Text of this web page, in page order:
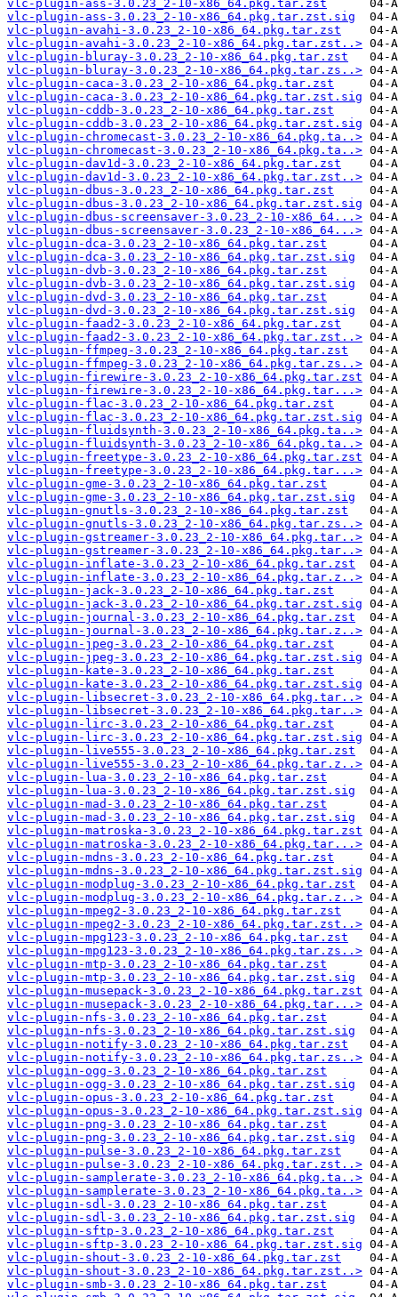
vlc-plugin-ass-3.0.23_2-10-x86_64.pkg.tar.zst
vlc-plugin-ass-3.0.23_2-10-x86_64.pkg.tar.zst.sig
vlc-plugin-avahi-3.0.23_2-10-x86_64.pkg.tar.zst
vlc-plugin-avahi-3.0.23_2-10-x86_64.pkg.tar.zst..>
vlc-plugin-bluray-3.0.23_2-10-x86_64.pkg.tar.zst
vlc-plugin-bluray-3.0.23_2-10-x86_64.pkg.tar.zs..>
vlc-plugin-caca-3.0.23_2-10-x86_64.pkg.tar.zst
vlc-plugin-caca-3.0.23_2-10-x86_64.pkg.tar.zst.sig
vlc-plugin-cddb-3.0.23_2-10-x86_64.pkg.tar.zst
vlc-plugin-cddb-3.0.23_2-10-x86_64.pkg.tar.zst.sig
vlc-plugin-chromecast-3.0.23_2-10-x86_64.pkg.ta..>
vlc-plugin-chromecast-3.0.23_2-10-x86_64.pkg.ta..>
vlc-plugin-dav1d-3.0.23_2-10-x86_64.pkg.tar.zst
vlc-plugin-dav1d-3.0.23_2-10-x86_64.pkg.tar.zst..>
vlc-plugin-dbus-3.0.23_2-10-x86_64.pkg.tar.zst
vlc-plugin-dbus-3.0.23_2-10-x86_64.pkg.tar.zst.sig
vlc-plugin-dbus-screensaver-3.0.23_2-10-x86_64...>
vlc-plugin-dbus-screensaver-3.0.23_2-10-x86_64...>
vlc-plugin-dca-3.0.23_2-10-x86_64.pkg.tar.zst
vlc-plugin-dca-3.0.23_2-10-x86_64.pkg.tar.zst.sig
vlc-plugin-dvb-3.0.23_2-10-x86_64.pkg.tar.zst
vlc-plugin-dvb-3.0.23_2-10-x86_64.pkg.tar.zst.sig
vlc-plugin-dvd-3.0.23_2-10-x86_64.pkg.tar.zst
vlc-plugin-dvd-3.0.23_2-10-x86_64.pkg.tar.zst.sig
vlc-plugin-faad2-3.0.23_2-10-x86_64.pkg.tar.zst
vlc-plugin-faad2-3.0.23_2-10-x86_64.pkg.tar.zst..>
vlc-plugin-ffmpeg-3.0.23_2-10-x86_64.pkg.tar.zst
vlc-plugin-ffmpeg-3.0.23_2-10-x86_64.pkg.tar.zs..>
vlc-plugin-firewire-3.0.23_2-10-x86_64.pkg.tar.zst
vlc-plugin-firewire-3.0.23_2-10-x86_64.pkg.tar...>
vlc-plugin-flac-3.0.23_2-10-x86_64.pkg.tar.zst
vlc-plugin-flac-3.0.23_2-10-x86_64.pkg.tar.zst.sig
vlc-plugin-fluidsynth-3.0.23_2-10-x86_64.pkg.ta..>
vlc-plugin-fluidsynth-3.0.23_2-10-x86_64.pkg.ta..>
vlc-plugin-freetype-3.0.23_2-10-x86_64.pkg.tar.zst
vlc-plugin-freetype-3.0.23_2-10-x86_64.pkg.tar...>
vlc-plugin-gme-3.0.23_2-10-x86_64.pkg.tar.zst
vlc-plugin-gme-3.0.23_2-10-x86_64.pkg.tar.zst.sig
vlc-plugin-gnutls-3.0.23_2-10-x86_64.pkg.tar.zst
vlc-plugin-gnutls-3.0.23_2-10-x86_64.pkg.tar.zs..>
vlc-plugin-gstreamer-3.0.23_2-10-x86_64.pkg.tar..>
vlc-plugin-gstreamer-3.0.23_2-10-x86_64.pkg.tar..>
vlc-plugin-inflate-3.0.23_2-10-x86_64.pkg.tar.zst
vlc-plugin-inflate-3.0.23_2-10-x86_64.pkg.tar.z..>
vlc-plugin-jack-3.0.23_2-10-x86_64.pkg.tar.zst
vlc-plugin-jack-3.0.23_2-10-x86_64.pkg.tar.zst.sig
vlc-plugin-journal-3.0.23_2-10-x86_64.pkg.tar.zst
vlc-plugin-journal-3.0.23_2-10-x86_64.pkg.tar.z..>
vlc-plugin-jpeg-3.0.23_2-10-x86_64.pkg.tar.zst
vlc-plugin-jpeg-3.0.23_2-10-x86_64.pkg.tar.zst.sig
vlc-plugin-kate-3.0.23_2-10-x86_64.pkg.tar.zst
vlc-plugin-kate-3.0.23_2-10-x86_64.pkg.tar.zst.sig
vlc-plugin-libsecret-3.0.23_2-10-x86_64.pkg.tar..>
vlc-plugin-libsecret-3.0.23_2-10-x86_64.pkg.tar..>
vlc-plugin-lirc-3.0.23_2-10-x86_64.pkg.tar.zst
vlc-plugin-lirc-3.0.23_2-10-x86_64.pkg.tar.zst.sig
vlc-plugin-live555-3.0.23_2-10-x86_64.pkg.tar.zst
vlc-plugin-live555-3.0.23_2-10-x86_64.pkg.tar.z..>
vlc-plugin-lua-3.0.23_2-10-x86_64.pkg.tar.zst
vlc-plugin-lua-3.0.23_2-10-x86_64.pkg.tar.zst.sig
vlc-plugin-mad-3.0.23_2-10-x86_64.pkg.tar.zst
vlc-plugin-mad-3.0.23_2-10-x86_64.pkg.tar.zst.sig
vlc-plugin-matroska-3.0.23_2-10-x86_64.pkg.tar.zst
vlc-plugin-matroska-3.0.23_2-10-x86_64.pkg.tar...>
vlc-plugin-mdns-3.0.23_2-10-x86_64.pkg.tar.zst
vlc-plugin-mdns-3.0.23_2-10-x86_64.pkg.tar.zst.sig
vlc-plugin-modplug-3.0.23_2-10-x86_64.pkg.tar.zst
vlc-plugin-modplug-3.0.23_2-10-x86_64.pkg.tar.z..>
vlc-plugin-mpeg2-3.0.23_2-10-x86_64.pkg.tar.zst
vlc-plugin-mpeg2-3.0.23_2-10-x86_64.pkg.tar.zst..>
vlc-plugin-mpg123-3.0.23_2-10-x86_64.pkg.tar.zst
vlc-plugin-mpg123-3.0.23_2-10-x86_64.pkg.tar.zs..>
vlc-plugin-mtp-3.0.23_2-10-x86_64.pkg.tar.zst
vlc-plugin-mtp-3.0.23_2-10-x86_64.pkg.tar.zst.sig
vlc-plugin-musepack-3.0.23_2-10-x86_64.pkg.tar.zst
vlc-plugin-musepack-3.0.23_2-10-x86_64.pkg.tar...>
vlc-plugin-nfs-3.0.23_2-10-x86_64.pkg.tar.zst
vlc-plugin-nfs-3.0.23_2-10-x86_64.pkg.tar.zst.sig
vlc-plugin-notify-3.0.23_2-10-x86_64.pkg.tar.zst
vlc-plugin-notify-3.0.23_2-10-x86_64.pkg.tar.zs..>
vlc-plugin-ogg-3.0.23_2-10-x86_64.pkg.tar.zst
vlc-plugin-ogg-3.0.23_2-10-x86_64.pkg.tar.zst.sig
vlc-plugin-opus-3.0.23_2-10-x86_64.pkg.tar.zst
vlc-plugin-opus-3.0.23_2-10-x86_64.pkg.tar.zst.sig
vlc-plugin-png-3.0.23_2-10-x86_64.pkg.tar.zst
vlc-plugin-png-3.0.23_2-10-x86_64.pkg.tar.zst.sig
vlc-plugin-pulse-3.0.23_2-10-x86_64.pkg.tar.zst
vlc-plugin-pulse-3.0.23_2-10-x86_64.pkg.tar.zst..>
vlc-plugin-samplerate-3.0.23_2-10-x86_64.pkg.ta..>
vlc-plugin-samplerate-3.0.23_2-10-x86_64.pkg.ta..>
vlc-plugin-sdl-3.0.23_2-10-x86_64.pkg.tar.zst
vlc-plugin-sdl-3.0.23_2-10-x86_64.pkg.tar.zst.sig
vlc-plugin-sftp-3.0.23_2-10-x86_64.pkg.tar.zst
vlc-plugin-sftp-3.0.23_2-10-x86_64.pkg.tar.zst.sig
vlc-plugin-shout-3.0.23_2-10-x86_64.pkg.tar.zst
vlc-plugin-shout-3.0.23_2-10-x86_64.pkg.tar.zst..>
vlc-plugin-smb-3.0.23_2-10-x86_64.pkg.tar.zst